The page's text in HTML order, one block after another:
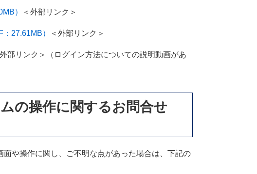
） ＜外部リンク＞
27.61MB） ＜外部リンク＞
部リンク＞
（ログイン方法についての説明動画があ
の操作に関するお問合せ
や操作に関し、ご不明な点があった場合は、下記の